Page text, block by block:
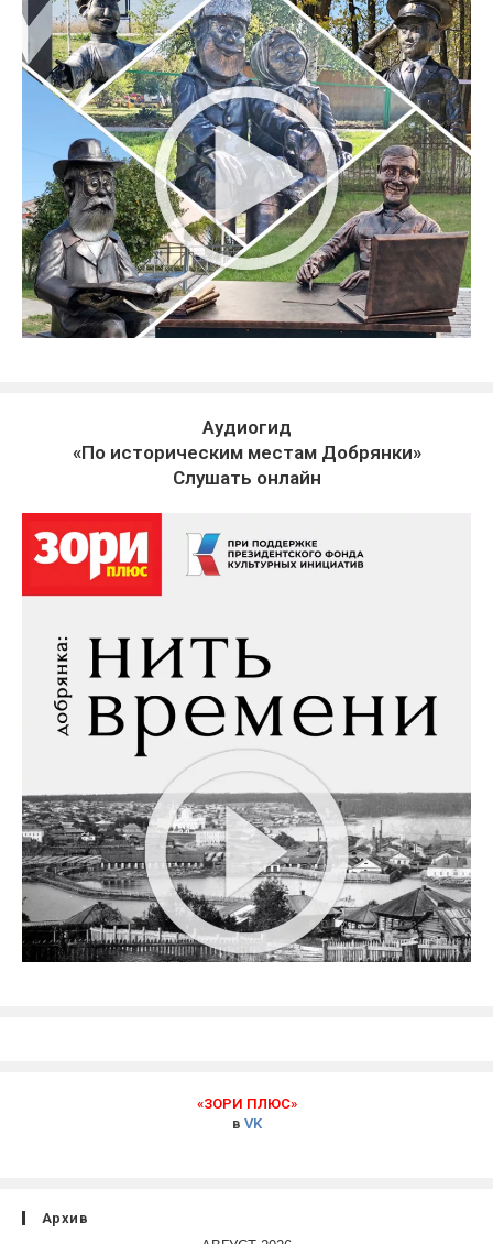
Аудиогид
«По историческим местам Добрянки»
Слушать онлайн
«ЗОРИ ПЛЮС»
в VK
Архив